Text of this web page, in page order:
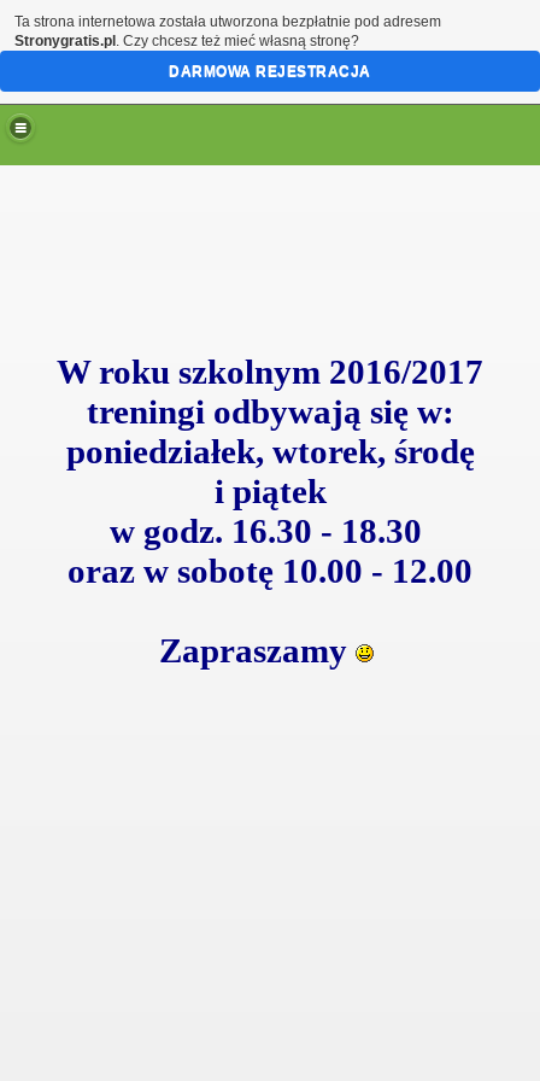
W roku szkolnym 2016/2017
treningi odbywają się w:
poniedziałek, wtorek, środę
i piątek
w godz. 16.30 - 18.30
oraz w sobotę 10.00 - 12.00
Zapraszamy
Ta strona internetowa została utworzona bezpłatnie pod adresem
Stronygratis.pl . Czy chcesz też mieć własną stronę?
DARMOWA REJESTRACJA